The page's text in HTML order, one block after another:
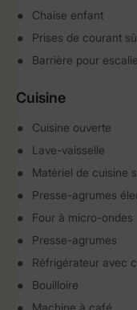
Chaise enfant
Prises de courant
Barrière pour
Cuisine
Cuisine ouverte
Lave-vaisselle
Matériel de cuisine
Presse-agrumes
Four à micro-ondes
Presse-agrumes
Réfrigérateur avec
Bouilloire
Machine à café